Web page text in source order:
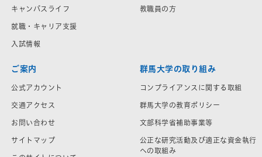
キャンパスライフ
就職・キャリア支援
入試情報
教職員の方
ご案内
公式アカウント
交通アクセス
お問い合わせ
サイトマップ
群馬大学の取り組み
コンプライアンスに関する取組
群馬大学の教育ポリシー
文部科学省補助事業等
公正な研究活動及び適正な資金執行
への取組み